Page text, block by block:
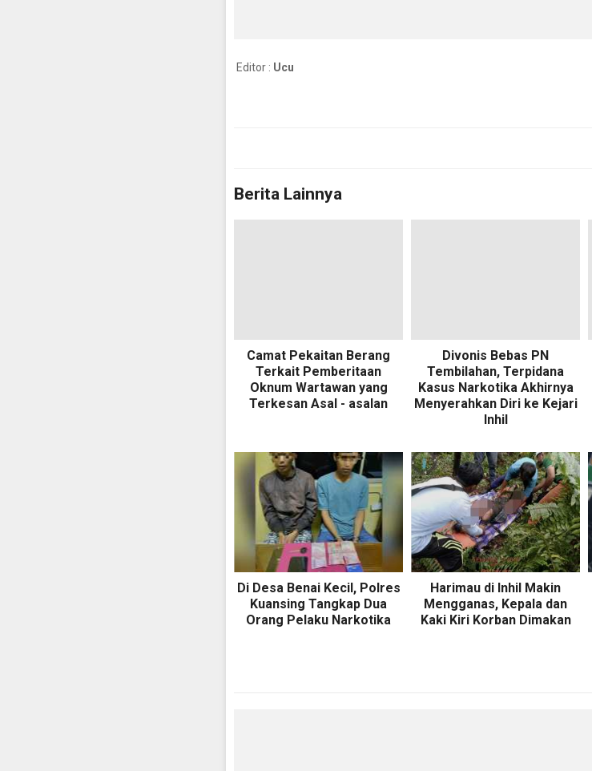
Editor : Ucu
Berita Lainnya
Camat Pekaitan Berang
Terkait Pemberitaan
Oknum Wartawan yang
Terkesan Asal - asalan
Divonis Bebas PN
Tembilahan, Terpidana
Kasus Narkotika Akhirnya
Menyerahkan Diri ke Kejari
Inhil
Di Desa Benai Kecil, Polres
Kuansing Tangkap Dua
Orang Pelaku Narkotika
Harimau di Inhil Makin
Mengganas, Kepala dan
Kaki Kiri Korban Dimakan